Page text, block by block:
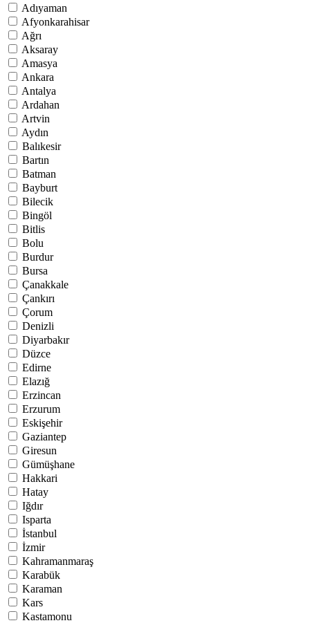
Adıyaman
Afyonkarahisar
Ağrı
Aksaray
Amasya
Ankara
Antalya
Ardahan
Artvin
Aydın
Balıkesir
Bartın
Batman
Bayburt
Bilecik
Bingöl
Bitlis
Bolu
Burdur
Bursa
Çanakkale
Çankırı
Çorum
Denizli
Diyarbakır
Düzce
Edirne
Elazığ
Erzincan
Erzurum
Eskişehir
Gaziantep
Giresun
Gümüşhane
Hakkari
Hatay
Iğdır
Isparta
İstanbul
İzmir
Kahramanmaraş
Karabük
Karaman
Kars
Kastamonu